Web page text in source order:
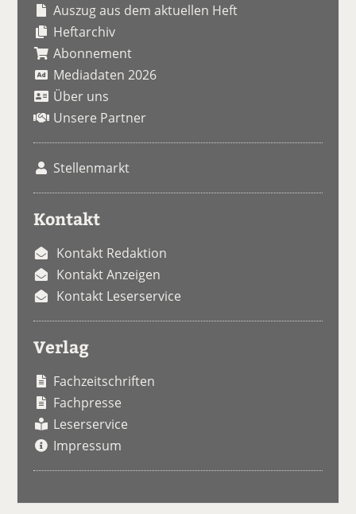
Auszug aus dem aktuellen Heft
Heftarchiv
Abonnement
Mediadaten 2026
Über uns
Unsere Partner
Stellenmarkt
Kontakt
Kontakt Redaktion
Kontakt Anzeigen
Kontakt Leserservice
Verlag
Fachzeitschriften
Fachpresse
Leserservice
Impressum